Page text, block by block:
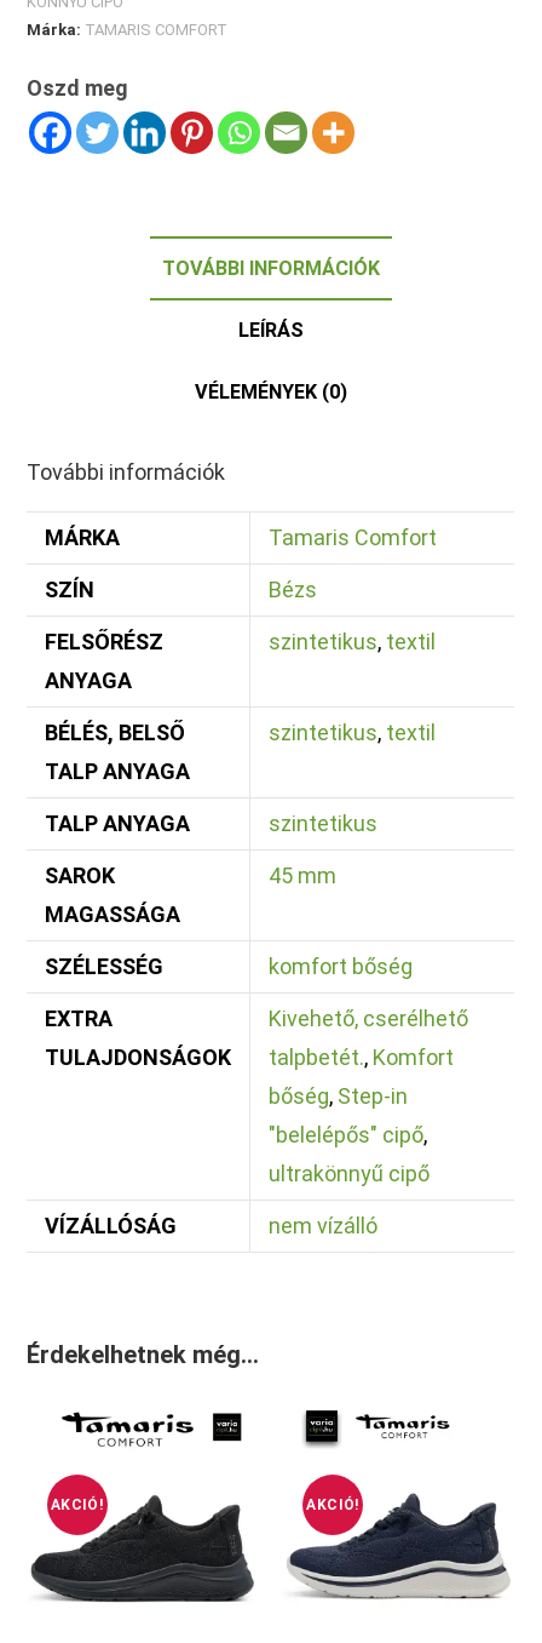
Márka: TAMARIS COMFORT
Oszd meg
TOVÁBBI INFORMÁCIÓK
LEÍRÁS
VÉLEMÉNYEK (0)
További információk
MÁRKA Tamaris Comfort
SZÍN Bézs
FELSŐRÉSZ
ANYAGA
szintetikus, textil
BÉLÉS, BELSŐ
TALP ANYAGA
szintetikus, textil
TALP ANYAGA szintetikus
SAROK
MAGASSÁGA
45 mm
SZÉLESSÉG komfort bőség
EXTRA
TULAJDONSÁGOK
Kivehető, cserélhető
talpbetét., Komfort
bőség, Step-in
"belelépős" cipő,
ultrakönnyű cipő
VÍZÁLLÓSÁG nem vízálló
Érdekelhetnek még…
AKCIÓ! AKCIÓ!